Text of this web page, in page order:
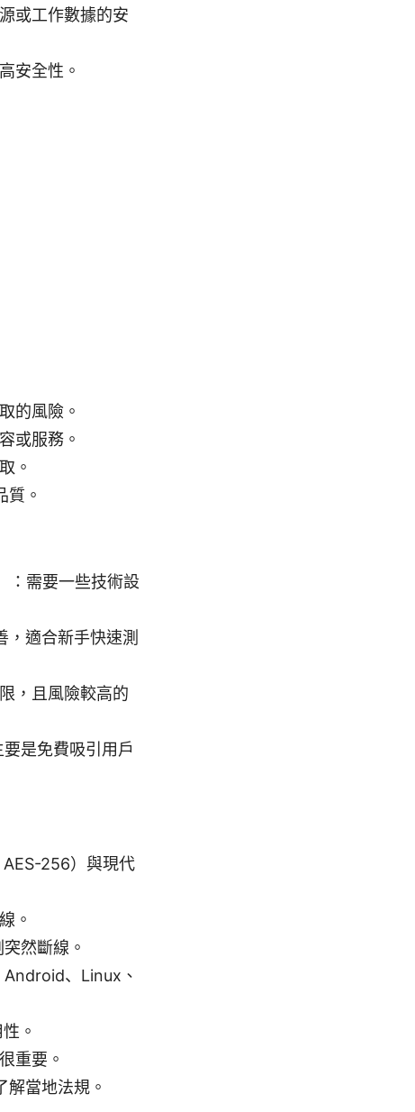
或工作數據的安
安全性。
的風險。
或服務。
。
質。
：需要一些技術設
，適合新手快速測
，且風險較高的
是免費吸引用戶
256）與現代
。
然斷線。
、Linux、
。
重要。
當地法規。